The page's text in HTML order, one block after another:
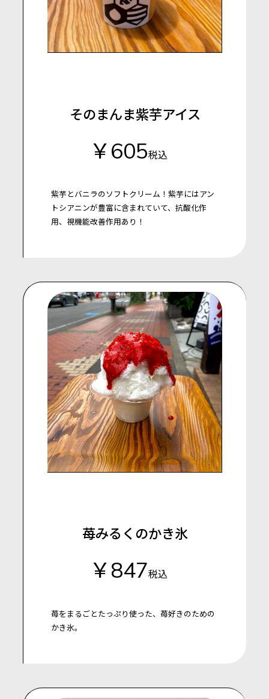
そのまんま紫芋アイス
￥605税込
紫芋とバニラのソフトクリーム！紫芋にはアン
トシアニンが豊富に含まれていて、抗酸化作
用、視機能改善作用あり！
苺みるくのかき氷
￥847税込
苺をまるごとたっぷり使った、苺好きのための
かき氷。